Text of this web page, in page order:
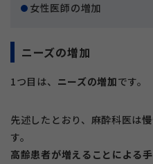
女性医師の増加
ニーズの増加
1つ目は、 ニーズの増加です。
先述したとおり、麻酔科医は
す。
高齢患者が増えることによる